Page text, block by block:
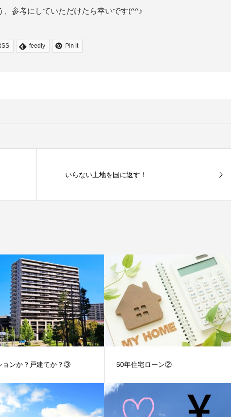
参考にしていただけたら幸いです(^^♪
feedly Pin it
いらない土地を国に返す！
ョンか？戸建てか？③ 50年住宅ローン②